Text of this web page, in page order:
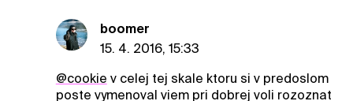
boomer
15. 4. 2016, 15:33
@cookie v celej tej skale ktoru si v predoslom
poste vymenoval viem pri dobrej voli rozoznat